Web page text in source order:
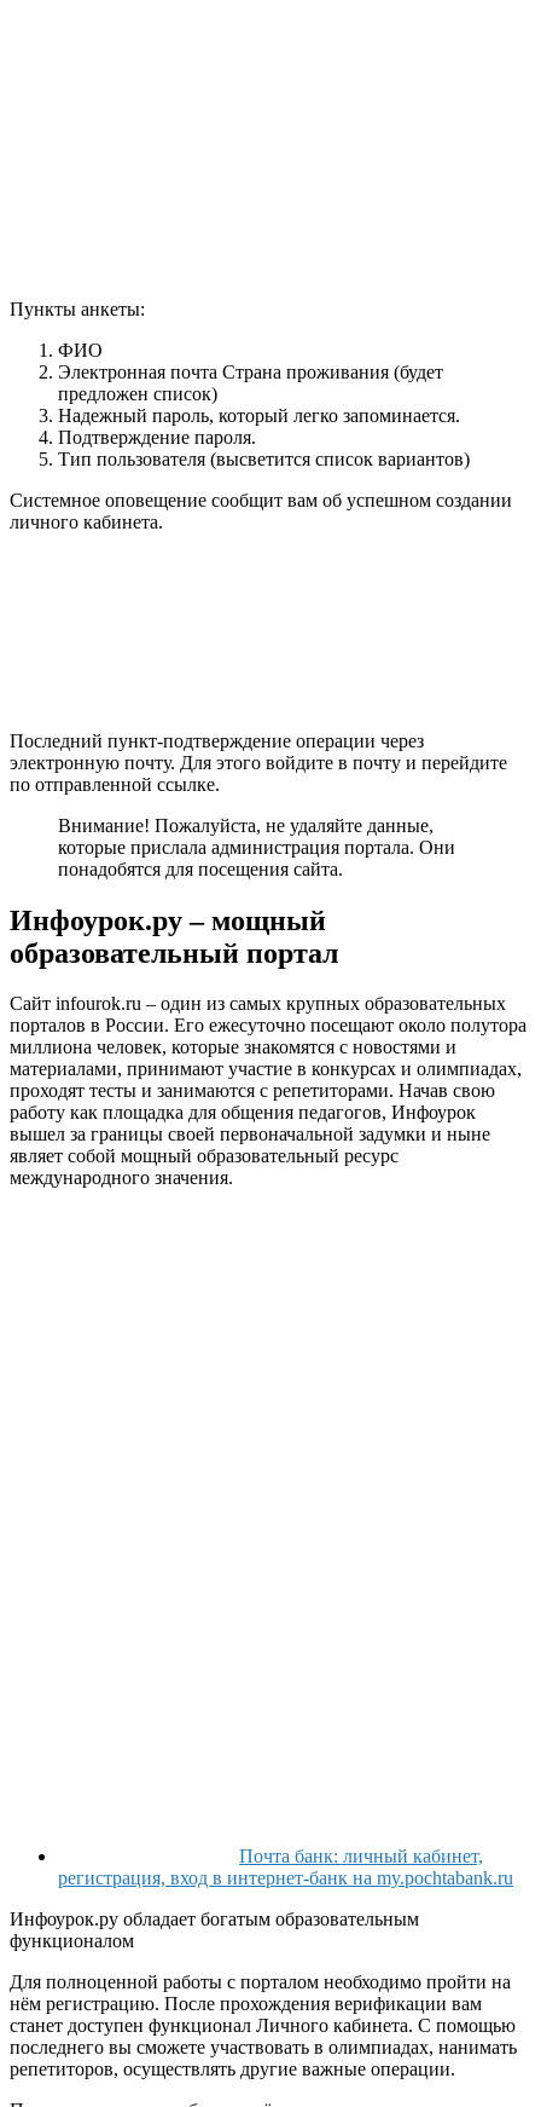
Пункты анкеты:
ФИО
Электронная почта Страна проживания (будет
предложен список)
Надежный пароль, который легко запоминается.
Подтверждение пароля.
Тип пользователя (высветится список вариантов)
Системное оповещение сообщит вам об успешном создании
личного кабинета.
Последний пункт-подтверждение операции через
электронную почту. Для этого войдите в почту и перейдите
по отправленной ссылке.
Внимание! Пожалуйста, не удаляйте данные,
которые прислала администрация портала. Они
понадобятся для посещения сайта.
Инфоурок.ру – мощный
образовательный портал
Сайт infourok.ru – один из самых крупных образовательных
порталов в России. Его ежесуточно посещают около полутора
миллиона человек, которые знакомятся с новостями и
материалами, принимают участие в конкурсах и олимпиадах,
проходят тесты и занимаются с репетиторами. Начав свою
работу как площадка для общения педагогов, Инфоурок
вышел за границы своей первоначальной задумки и ныне
являет собой мощный образовательный ресурс
международного значения.
Почта банк: личный кабинет,
регистрация, вход в интернет-банк на my.pochtabank.ru
Инфоурок.ру обладает богатым образовательным
функционалом
Для полноценной работы с порталом необходимо пройти на
нём регистрацию. После прохождения верификации вам
станет доступен функционал Личного кабинета. С помощью
последнего вы сможете участвовать в олимпиадах, нанимать
репетиторов, осуществлять другие важные операции.